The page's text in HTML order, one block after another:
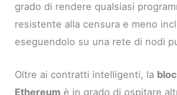
grado di rendere qualsiasi
resistente alla censura e meno
eseguendolo su una rete di nodi
Oltre ai contratti intelligenti, la
Ethereum è in grado di ospitare